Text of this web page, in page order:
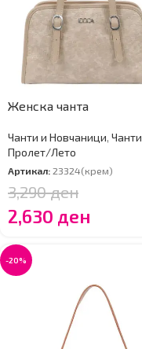
Женска чанта
Чанти и Новчаници, Чанти
Пролет/Лето
Артикал:23324(крем)
3,290ден
2,630 ден
-20%